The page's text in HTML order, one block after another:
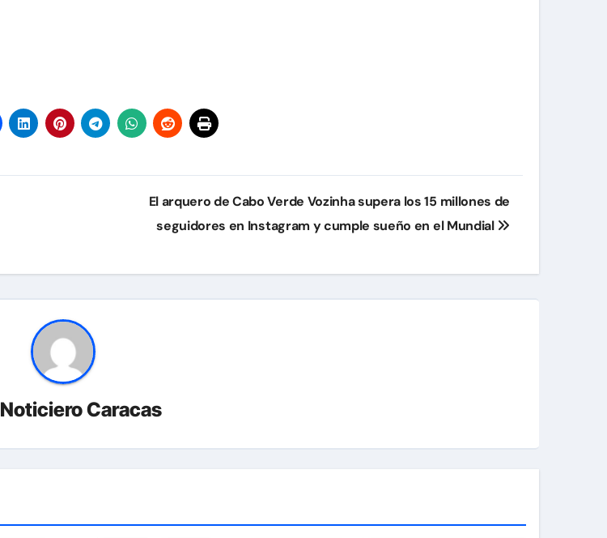
El arquero de Cabo Verde Vozinha supera los 15 millones de
seguidores en Instagram y cumple sueño en el Mundial
Noticiero Caracas